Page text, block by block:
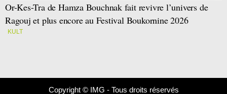
Or-Kes-Tra de Hamza Bouchnak fait revivre l’univers de
Ragouj et plus encore au Festival Boukornine 2026
KULT
Copyright © IMG - Tous droits réservés